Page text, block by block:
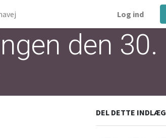
Log ind
den 30.
DEL DETTE INDLÆG